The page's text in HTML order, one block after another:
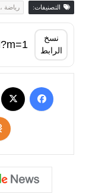
التصنيفات: رياضة ،
نسخ
الرابط